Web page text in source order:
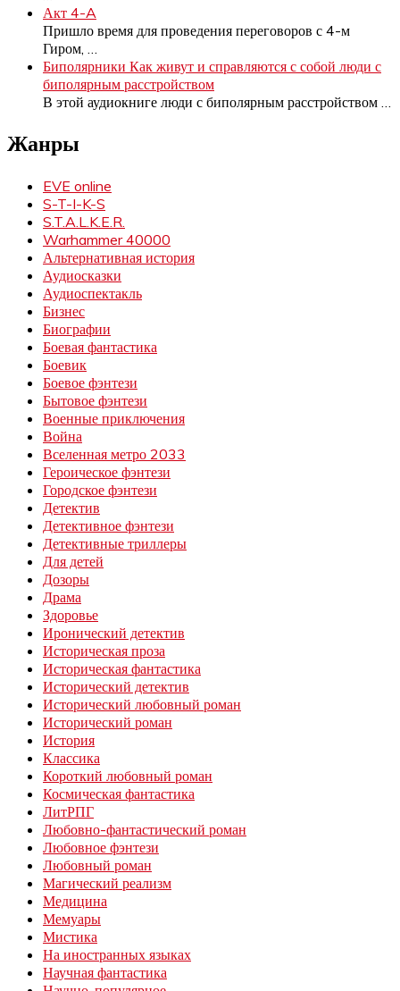
Акт 4-A
Пришло время для проведения переговоров с 4-м
Гиром,
Биполярники Как живут и справляются с собой люди с
биполярным расстройством
В этой аудиокниге люди с биполярным расстройством
Жанры
EVE online
S-T-I-K-S
S.T.A.L.K.E.R.
Warhammer 40000
Альтернативная история
Аудиосказки
Аудиоспектакль
Бизнес
Биографии
Боевая фантастика
Боевик
Боевое фэнтези
Бытовое фэнтези
Военные приключения
Война
Вселенная метро 2033
Героическое фэнтези
Городское фэнтези
Детектив
Детективное фэнтези
Детективные триллеры
Для детей
Дозоры
Драма
Здоровье
Иронический детектив
Историческая проза
Историческая фантастика
Исторический детектив
Исторический любовный роман
Исторический роман
История
Классика
Короткий любовный роман
Космическая фантастика
ЛитРПГ
Любовно-фантастический роман
Любовное фэнтези
Любовный роман
Магический реализм
Медицина
Мемуары
Мистика
На иностранных языках
Научная фантастика